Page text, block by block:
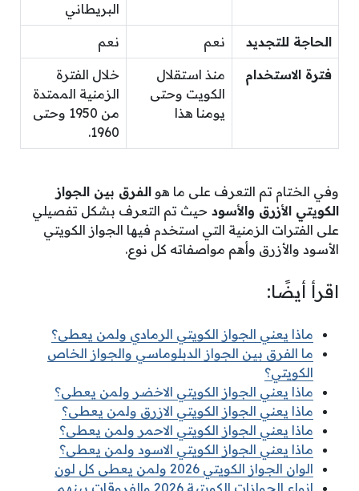
البريطاني
الحاجة للتجديد نعم نعم
فترة الاستخدام
منذ استقلال
الكويت وحتى
يومنا هذا
خلال الفترة
الزمنية الممتدة
من 1950 وحتى
1960.
وفي الختام تم التعرف على ما هو الفرق بين الجواز
الكويتي الأزرق والأسود حيث تم التعرف بشكل تفصيلي
على الفترات الزمنية التي استخدم فيها الجواز الكويتي
الأسود والأزرق وأهم مواصفاته كل نوع.
اقرأ أيضًا:
ماذا يعني الجواز الكويتي الرمادي ولمن يعطى؟
ما الفرق بين الجواز الدبلوماسي والجواز الخاص
الكويتي؟
ماذا يعني الجواز الكويتي الاخضر ولمن يعطى؟
ماذا يعني الجواز الكويتي الازرق ولمن يعطى؟
ماذا يعني الجواز الكويتي الاحمر ولمن يعطى؟
ماذا يعني الجواز الكويتي الاسود ولمن يعطى؟
الوان الجواز الكويتي 2026 ولمن يعطى كل لون